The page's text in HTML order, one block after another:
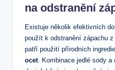
na odstranění
Existuje několik efektivních
použít k odstranění zápachu
patří použití přírodních
ocet. Kombinace jedlé sody a